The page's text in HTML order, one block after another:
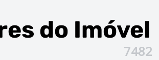
do Imóvel
7482